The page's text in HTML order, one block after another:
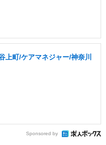
上町/ケアマネジャー/神奈川
Sponsored by